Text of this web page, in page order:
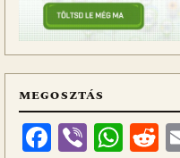
MEGOSZTÁS
Facebook
Viber